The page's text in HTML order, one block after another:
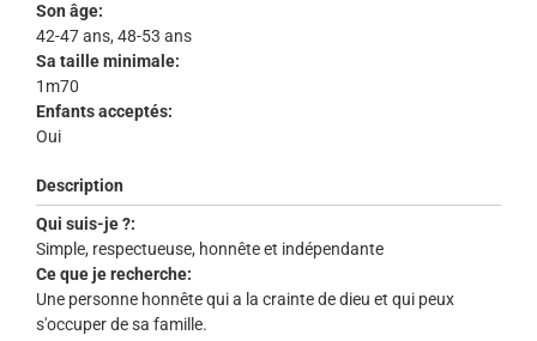
Son âge:
42-47 ans, 48-53 ans
Sa taille minimale:
1m70
Enfants acceptés:
Oui
Description
Qui suis-je ?:
Simple, respectueuse, honnête et indépendante
Ce que je recherche:
Une personne honnête qui a la crainte de dieu et qui peux
s'occuper de sa famille.